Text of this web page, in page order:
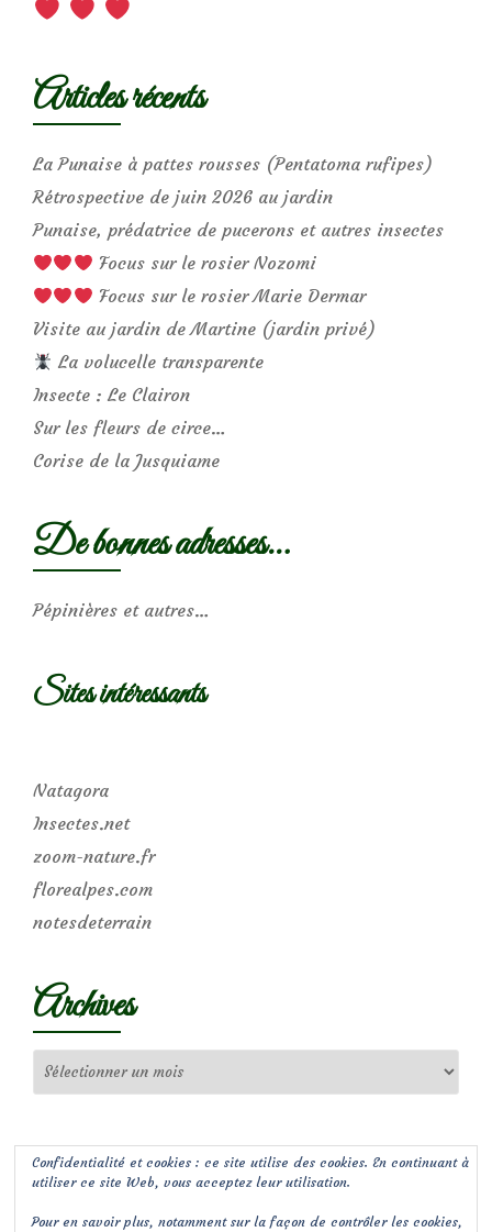
Articles récents
La Punaise à pattes rousses (Pentatoma rufipes)
Rétrospective de juin 2026 au jardin
Punaise, prédatrice de pucerons et autres insectes
Focus sur le rosier Nozomi
Focus sur le rosier Marie Dermar
Visite au jardin de Martine (jardin privé)
La volucelle transparente
Insecte : Le Clairon
Sur les fleurs de circe…
Corise de la Jusquiame
De bonnes adresses…
Pépinières et autres…
Sites intéressants
Natagora
Insectes.net
zoom-nature.fr
florealpes.com
notesdeterrain
Archives
Confidentialité et cookies : ce site utilise des cookies. En continuant à
utiliser ce site Web, vous acceptez leur utilisation.
Pour en savoir plus, notamment sur la façon de contrôler les cookies,